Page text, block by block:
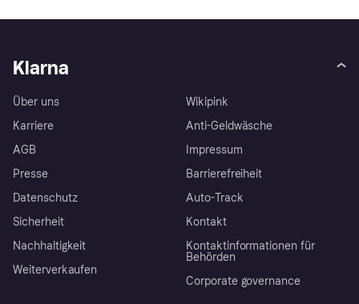
Klarna
Über uns
Karriere
AGB
Presse
Datenschutz
Sicherheit
Nachhaltigkeit
Weiterverkaufen
Wikipink
Anti-Geldwäsche
Impressum
Barrierefreiheit
Auto-Track
Kontakt
Kontaktinformationen für
Behörden
Corporate governance